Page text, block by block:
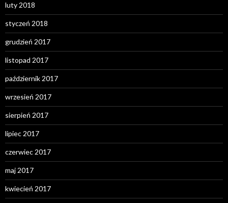
luty 2018
styczeń 2018
grudzień 2017
listopad 2017
październik 2017
wrzesień 2017
sierpień 2017
lipiec 2017
czerwiec 2017
maj 2017
kwiecień 2017